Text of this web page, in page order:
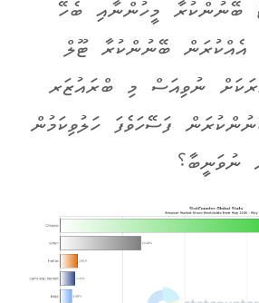
ބޭނުންކުރާ މީހުންނާއި ބެހޭ
އެއްކުރަން ބޭނުންކުރާ ޓޫލް
ނުވިއަސް މި ބްރައުޒަރ
ފަސޭހަވެފަ ހަލުވިކަމުން
ނުވަނީބާ؟